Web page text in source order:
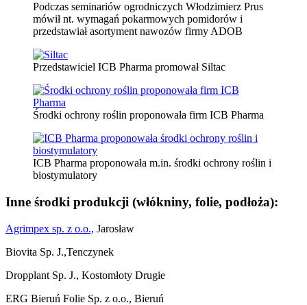
Podczas seminariów ogrodniczych Włodzimierz Prus
mówił nt. wymagań pokarmowych pomidorów i
przedstawiał asortyment nawozów firmy ADOB
Przedstawiciel ICB Pharma promował Siltac
Środki ochrony roślin proponowała firm ICB Pharma
ICB Pharma proponowała m.in. środki ochrony roślin i
biostymulatory
Inne środki produkcji (włókniny, folie, podłoża):
Agrimpex sp. z o.o., Jarosław
Biovita Sp. J.,Tenczynek
Dropplant Sp. J., Kostomłoty Drugie
ERG Bieruń Folie Sp. z o.o., Bieruń